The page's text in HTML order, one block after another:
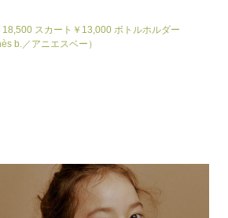
スカート￥13,000 ボトルホルダー
b.／アニエスベー）